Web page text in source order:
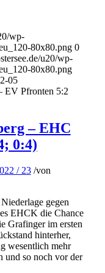
wp-
80x80.png 0
u20/wp-
80x80.png
05
EV Pfronten 5:2
– EHC
0:4)
/ 23 /von
gegen
EHCK die Chance
Grafinger im ersten
hinterher,
wesentlich mehr
und so noch vor der